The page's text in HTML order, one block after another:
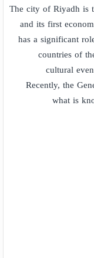
The city of Riyadh is
and its first
has a significant
countries of
cultural
Recently, the
what is